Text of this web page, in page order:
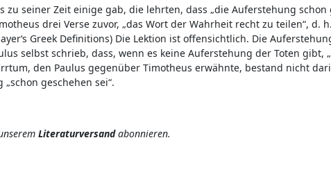
seiner Zeit einige gab, die lehrten, dass „die Auferstehung schon
drei Verse zuvor, „das Wort der Wahrheit recht zu teilen“, d.
Greek Definitions) Die Lektion ist offensichtlich. Die
selbst schrieb, dass, wenn es keine Auferstehung der Toten gibt,
den Paulus gegenüber Timotheus erwähnte, bestand nicht
geschehen sei“.
Literaturversandabonnieren.